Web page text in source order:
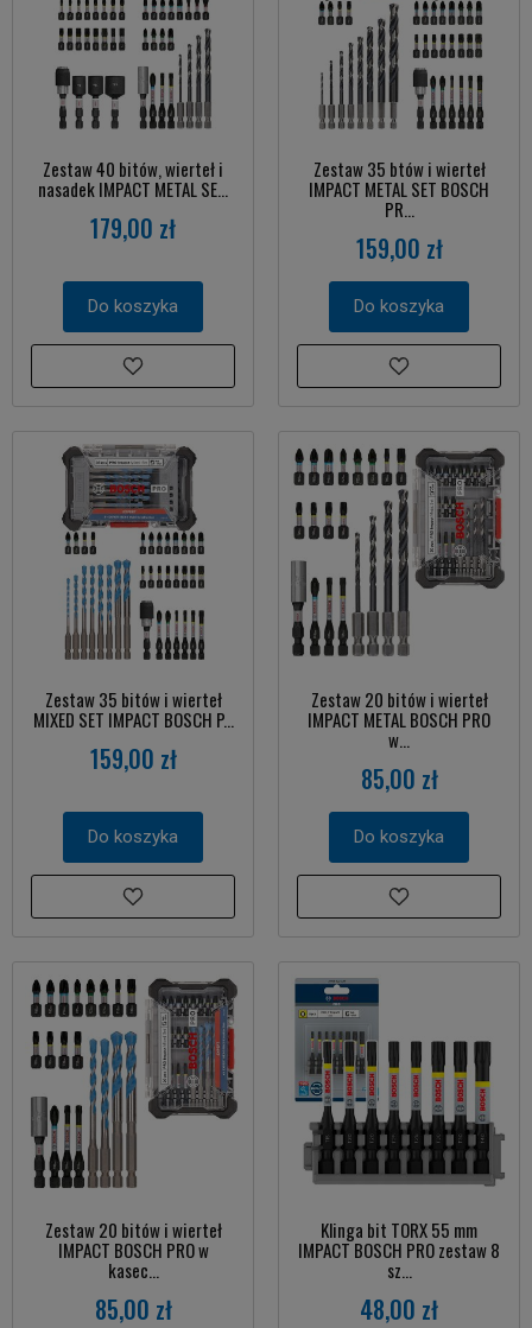
Zestaw 40 bitów, wierteł i
nasadek IMPACT METAL SE...
179,00 zł
Do koszyka
Zestaw 35 btów i wierteł
IMPACT METAL SET BOSCH
PR...
159,00 zł
Do koszyka
Zestaw 35 bitów i wierteł
MIXED SET IMPACT BOSCH P...
159,00 zł
Do koszyka
Zestaw 20 bitów i wierteł
IMPACT METAL BOSCH PRO
w...
85,00 zł
Do koszyka
Zestaw 20 bitów i wierteł
IMPACT BOSCH PRO w
kasec...
85,00 zł
Klinga bit TORX 55 mm
IMPACT BOSCH PRO zestaw 8
sz...
48,00 zł